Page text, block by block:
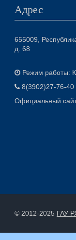
Адрес
655009,
д. 68
Режим работы:
8(3902)27-76-40
Официальный
© 2012-2025 ГАУ